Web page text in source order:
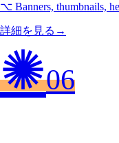
⌥ Banners, thumbnails,
詳細を見る →
✺06